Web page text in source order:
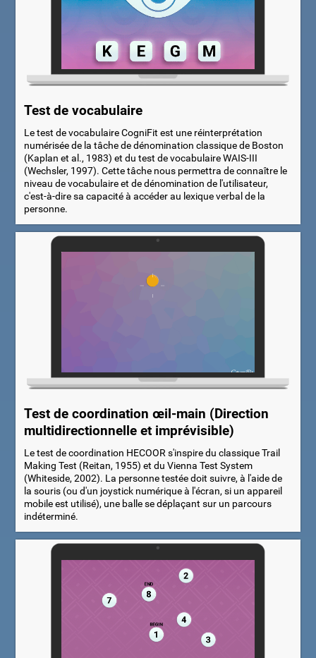
Test de vocabulaire
Le test de vocabulaire CogniFit est une réinterprétation
numérisée de la tâche de dénomination classique de Boston
(Kaplan et al., 1983) et du test de vocabulaire WAIS-III
(Wechsler, 1997). Cette tâche nous permettra de connaître le
niveau de vocabulaire et de dénomination de l'utilisateur,
c'est-à-dire sa capacité à accéder au lexique verbal de la
personne.
Test de coordination œil-main (Direction
multidirectionnelle et imprévisible)
Le test de coordination HECOOR s'inspire du classique Trail
Making Test (Reitan, 1955) et du Vienna Test System
(Whiteside, 2002). La personne testée doit suivre, à l'aide de
la souris (ou d'un joystick numérique à l'écran, si un appareil
mobile est utilisé), une balle se déplaçant sur un parcours
indéterminé.